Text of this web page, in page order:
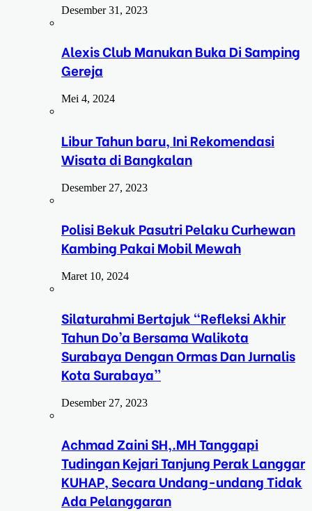
Desember 31, 2023
Alexis Club Manukan Buka Di Samping
Gereja
Mei 4, 2024
Libur Tahun baru, Ini Rekomendasi
Wisata di Bangkalan
Desember 27, 2023
Polisi Bekuk Pasutri Pelaku Curhewan
Kambing Pakai Mobil Mewah
Maret 10, 2024
Silaturahmi Bertajuk “Refleksi Akhir
Tahun Do’a Bersama Walikota
Surabaya Dengan Ormas Dan Jurnalis
Kota Surabaya”
Desember 27, 2023
Achmad Zaini SH,.MH Tanggapi
Tudingan Kejari Tanjung Perak Langgar
KUHAP, Secara Undang-undang Tidak
Ada Pelanggaran